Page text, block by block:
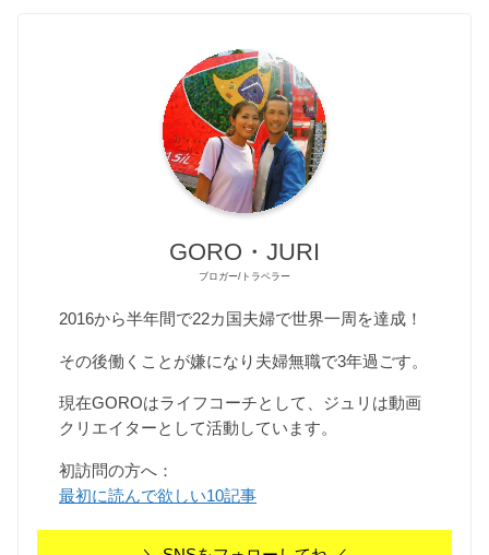
GORO・JURI
ブロガー/トラベラー
2016から半年間で22カ国夫婦で世界一周を達成！
その後働くことが嫌になり夫婦無職で3年過ごす。
現在GOROはライフコーチとして、ジュリは動画
クリエイターとして活動しています。
初訪問の方へ：
最初に読んで欲しい10記事